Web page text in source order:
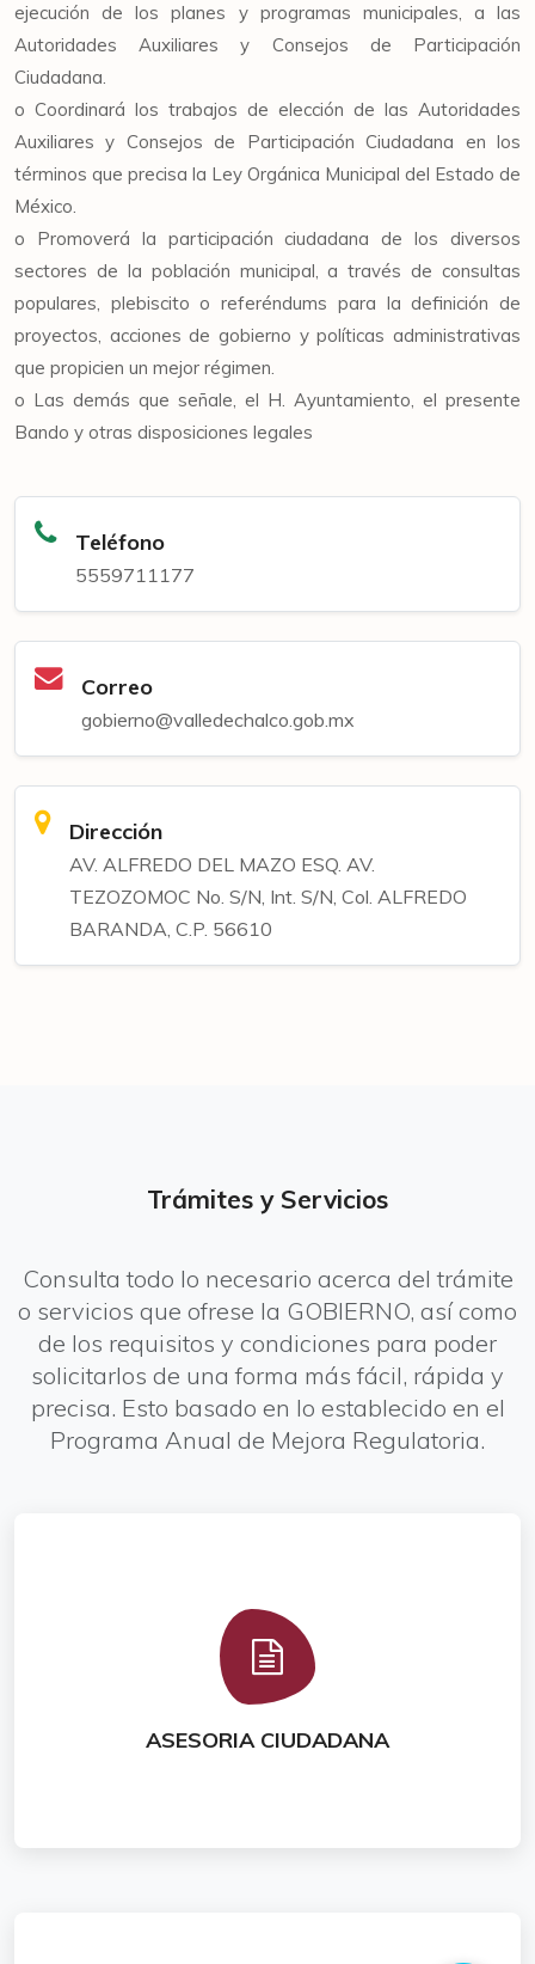
ejecución de los planes y programas municipales, a las
Autoridades Auxiliares y Consejos de Participación
Ciudadana.
o Coordinará los trabajos de elección de las Autoridades
Auxiliares y Consejos de Participación Ciudadana en los
términos que precisa la Ley Orgánica Municipal del Estado de
México.
o Promoverá la participación ciudadana de los diversos
sectores de la población municipal, a través de consultas
populares, plebiscito o referéndums para la definición de
proyectos, acciones de gobierno y políticas administrativas
que propicien un mejor régimen.
o Las demás que señale, el H. Ayuntamiento, el presente
Bando y otras disposiciones legales
Teléfono
5559711177
Correo
gobierno@valledechalco.gob.mx
Dirección
AV. ALFREDO DEL MAZO ESQ. AV.
TEZOZOMOC No. S/N, Int. S/N, Col. ALFREDO
BARANDA, C.P. 56610
Trámites y Servicios
Consulta todo lo necesario acerca del trámite
o servicios que ofrese la GOBIERNO, así como
de los requisitos y condiciones para poder
solicitarlos de una forma más fácil, rápida y
precisa. Esto basado en lo establecido en el
Programa Anual de Mejora Regulatoria.
ASESORIA CIUDADANA
Conoce este tr�mite